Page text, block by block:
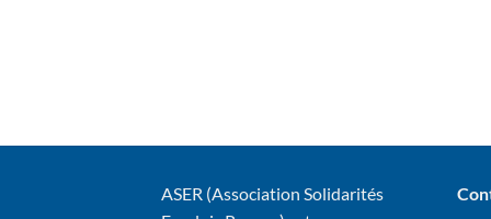
ASER (Association Solidarités